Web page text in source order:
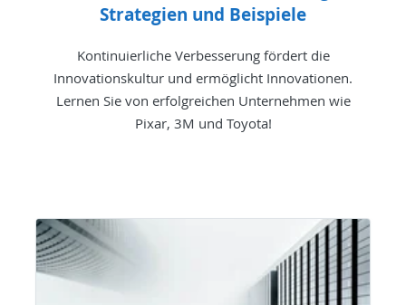
Strategien und Beispiele
Kontinuierliche Verbesserung fördert die
Innovationskultur und ermöglicht Innovationen.
Lernen Sie von erfolgreichen Unternehmen wie
Pixar, 3M und Toyota!